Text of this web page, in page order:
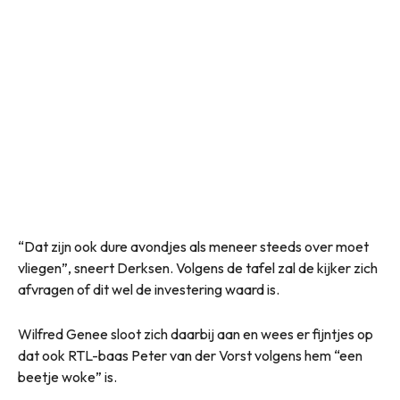
“Dat zijn ook dure avondjes als meneer steeds over moet
vliegen”, sneert Derksen. Volgens de tafel zal de kijker zich
afvragen of dit wel de investering waard is.
Wilfred Genee sloot zich daarbij aan en wees er fijntjes op
dat ook RTL-baas Peter van der Vorst volgens hem “een
beetje woke” is.